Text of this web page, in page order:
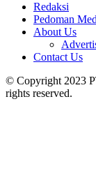
Redaksi
Pedoman
About Us
Contact Us
© Copyright 2023
rights reserved.